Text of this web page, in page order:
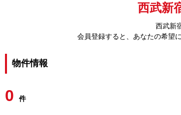
西武新
西武新
会員登録すると、あなたの希望
物件情報
0 件